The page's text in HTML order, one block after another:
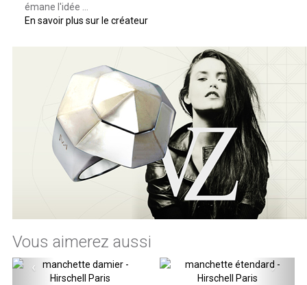
émane l'idée ...
En savoir plus sur le créateur
Vous aimerez aussi
‹ ›